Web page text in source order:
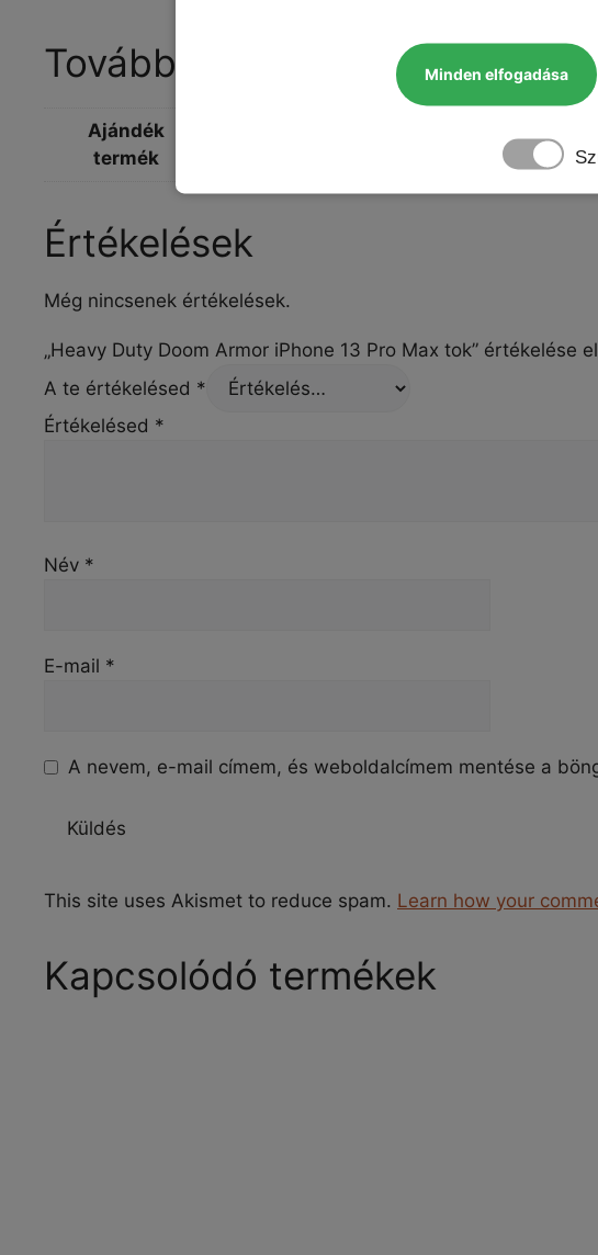
Minden elfogadása
További információk
Ajándék
termék
Értékelések
Még nincsenek értékelések.
„Heavy Duty Doom Armor iPhone 13 Pro Max tok” értékelése
A te értékelésed *
Értékelésed *
Név *
E-mail *
A nevem, e-mail címem, és weboldalcímem mentése a
This site uses Akismet to reduce spam. Learn how your
Kapcsolódó termékek